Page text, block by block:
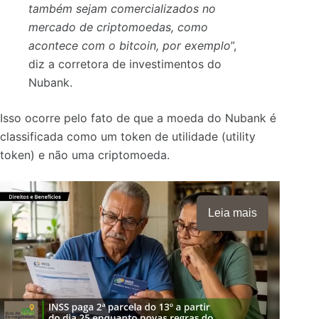
também sejam comercializados no
mercado de criptomoedas, como
acontece com o bitcoin, por exemplo”,
diz a corretora de investimentos do
Nubank.
Isso ocorre pelo fato de que a moeda do Nubank é
classificada como um token de utilidade (utility
token) e não uma criptomoeda.
Leia mais